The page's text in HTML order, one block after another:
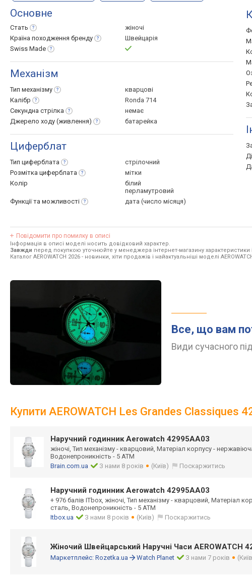
Основне
Стать
жіночі
Країна походження бренду
Швейцарія
Swiss Made
Механізм
Тип механізму
кварцові
Калібр
Ronda 714
Секундна стрілка
немає
Джерело ходу (живлення) батарейка
Циферблат
Тип циферблата
стрілочний
Розмітка циферблата
мітки
Колір
білий
перламутровий
Функції та можливості дата (число місяця)
Повідомити про помилку в описі
Інформація в описі моделі носить довідковий характер.
Завжди перед покупкою уточнюйте у менеджера інтернет-магазину характеристики
Каталог AEROWATCH 2026 - новинки, хіти продажів і найактуальніші моделі
Все, що вам
Види сучасного
Купити AEROWATCH Les Grandes Classiques
Наручний годинник Aerowatch 42995AA03
жіночі, Тип механізму - кварцовий, Матеріал корпусу -
Водонепроникність - 5 ATM
Brain.com.ua
З нами 8 років (Київ) Поскаржитись
Наручний годинник Aerowatch 42995AA03
+ 976 балів ITbox, жіночі, Тип механізму - кварцовий, Матеріал
сталь, Водонепроникність - 5 ATM
Itbox.ua
З нами 8 років (Київ) Поскаржитись
Жіночий Швейцарський Наручні Часи AEROWATCH
Маркетплейс: Rozetka.ua Watch Planet З нами 7 років